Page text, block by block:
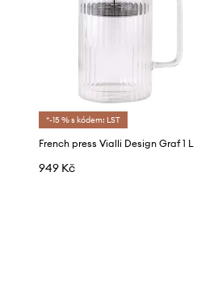
*-15 % s kódem: LST
French press Vialli Design Graf 1 L
949 Kč